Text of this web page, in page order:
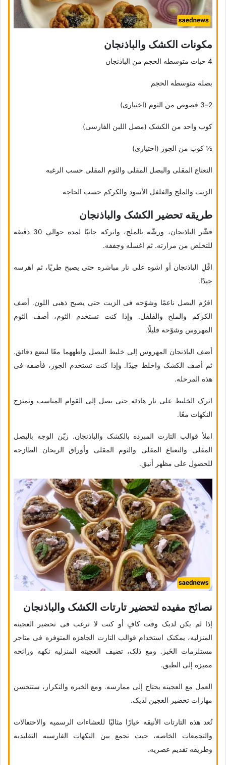
مکونات الکشک والباذنجان
4 حبات متوسطه الحجم من الباذنجان
بصله متوسطه الحجم
2–3 فصوص من الثوم (اختیاری)
کوب واحد من الکشک (مصل اللبن الفارسی)
½ کوب من الجوز (اختیاری)
النعناع المقلی والبصل المقلی والثوم المقلی حسب الرغبه
الزیت والملح والفلفل الأسود والکرکم حسب الحاجه
طریقه تحضیر الکشک والباذنجان
قشّر الباذنجان، ورشّه بالملح، واترکه جانبًا لمده حوالی 30 دقیقه
للتخلص من مرارته. ثم اغسله وجففه.
اقْلِ الباذنجان أو اشوه على نار مباشره حتى یصبح طریًا، ثم اهرسه
جیدًا.
افرُم البصل ناعمًا وشوّحه فی الزیت حتى یصبح ذهبی اللون. أضف
الکرکم والملح والفلفل. وإذا کنت تستخدم الثوم، أضف الثوم
المهروس وشوّحه قلیلًا.
أضف الباذنجان المهروس إلى خلیط البصل واطههما معًا لبضع دقائق.
ثم أضف الکشک واخلط جیدًا. وإذا کنت تستخدم الجوز، فأضفه فی
هذه المرحله.
اترک الخلیط على نار هادئه حتى یصل إلى القوام المناسب وتمتزج
النکهات معًا.
املأ قوالب التارت المبرده بالکشک والباذنجان. زیّن الوجه بالبصل
المقلی والنعناع المقلی والثوم المقلی وأوراق الریحان الطازجه
للحصول على مظهر أنیق.
نصائح مفیده لتحضیر تارتات الکشک والباذنجان
إذا لم یکن لدیک وقت کافٍ أو کنت لا ترغب فی تحضیر العجینه
المنزلیه، یمکنک استخدام قوالب التارت الجاهزه المتوفره فی متاجر
مستلزمات الخَبز. ومع ذلک، تضیف العجینه المنزلیه نکهه ورائحه
ممیزه إلى الطبق.
العمل مع العجینه یحتاج إلى ممارسه. ومع الخبره والتکرار، ستتحسن
مهارات تحضیر العجین لدیک.
تُعد هذه التارتات الأنیقه خیارًا مثالیًا للعشاءات الرسمیه والاحتفالات
والتجمعات الخاصه، حیث تجمع بین النکهات الفارسیه التقلیدیه
وطریقه تقدیم عصریه.